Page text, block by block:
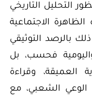
من منظور التحليل التاريخي
الاجتماعية
بالرصد التوثيقي
فحسب، بل
العميقة، وقراءة
الوعي الشعبي، مع